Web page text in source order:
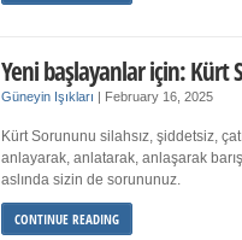
Yeni başlayanlar için: Kürt
Güneyin Işıkları February 16, 2025
Kürt Sorununu silahsız, şiddetsiz,
anlayarak, anlatarak, anlaşarak
aslında sizin de sorununuz.
CONTINUE READING